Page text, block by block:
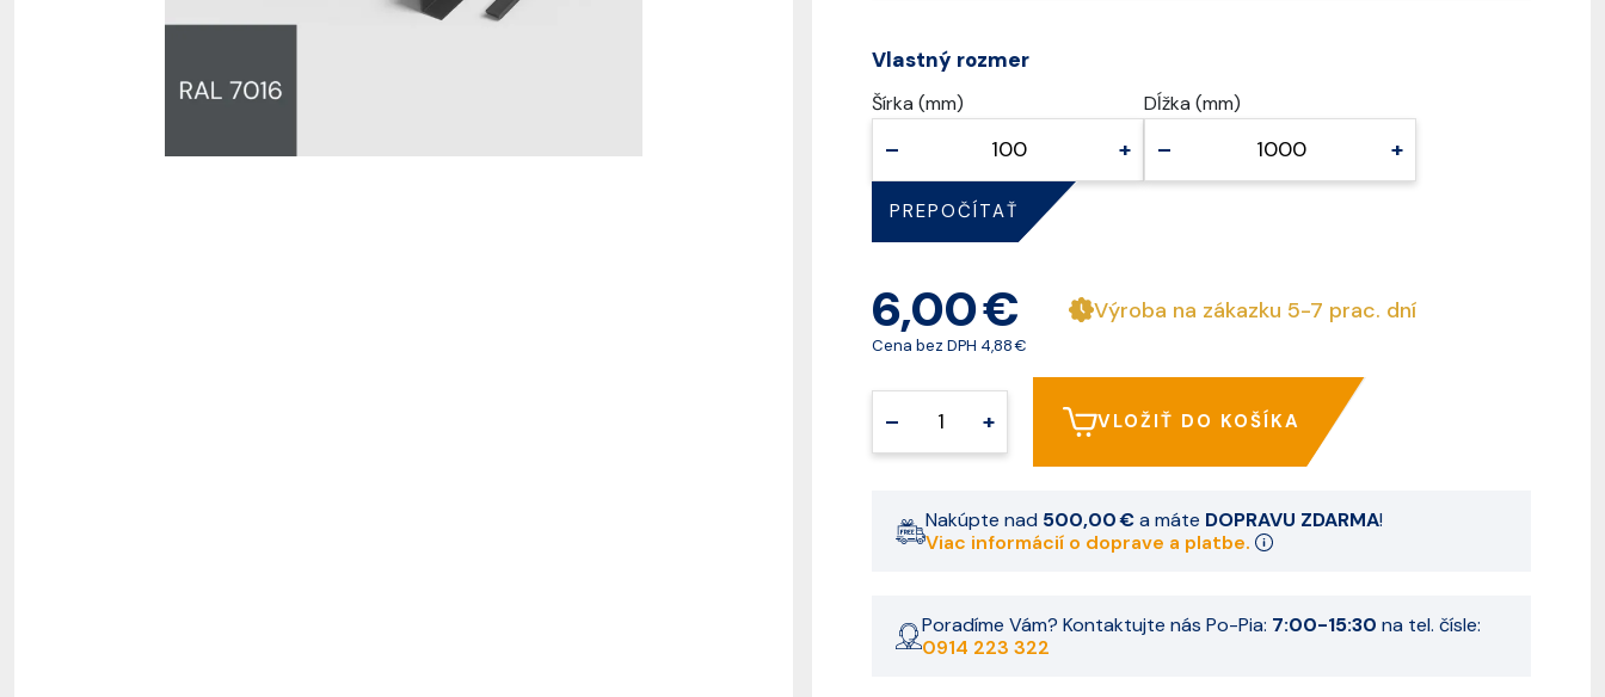
Vlastný rozmer
Šírka (mm)
– +
Dĺžka (mm)
– +
PREPOČÍTAŤ
6,00 €
Cena bez DPH 4,88 €
Výroba na zákazku 5-7 prac. dní
– + VLOŽIŤ DO KOŠÍKA
Nakúpte nad 500,00 €a máte DOPRAVU ZDARMA!
Viac informácií o doprave a platbe.
Poradíme Vám? Kontaktujte nás Po-Pia: 7:00-15:30 na tel. čísle:
0914 223 322